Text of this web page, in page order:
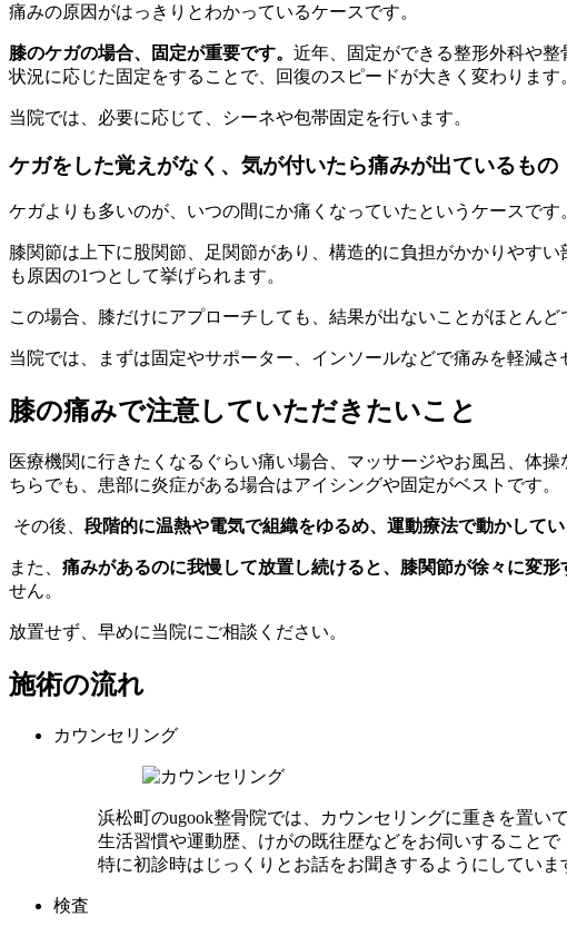
痛みの原因がはっきりとわかっているケースです。
膝のケガの場合、固定が重要です。 近年、固定ができる整形外科や
状況に応じた固定をすることで、回復のスピードが大きく変わります
当院では、必要に応じて、シーネや包帯固定を行います。
ケガをした覚えがなく、気が付いたら痛みが出ているもの
ケガよりも多いのが、いつの間にか痛くなっていたというケースです
膝関節は上下に股関節、足関節があり、構造的に負担がかかりやすい
も原因の1つとして挙げられます。
この場合、膝だけにアプローチしても、結果が出ないことがほとんど
当院では、まずは固定やサポーター、インソールなどで痛みを軽減
膝の痛みで注意していただきたいこと
医療機関に行きたくなるぐらい痛い場合、マッサージやお風呂、体
ちらでも、患部に炎症がある場合はアイシングや固定がベストです。
その後、 段階的に温熱や電気で組織をゆるめ、運動療法で動かして
また、 痛みがあるのに我慢して放置し続けると、膝関節が徐々に変形
せん。
放置せず、早めに当院にご相談ください。
施術の流れ
カウンセリング
浜松町のugook整骨院では、カウンセリングに重きを置いて
生活習慣や運動歴、けがの既往歴などをお伺いすること
特に初診時はじっくりとお話をお聞きするようにしていま
検査